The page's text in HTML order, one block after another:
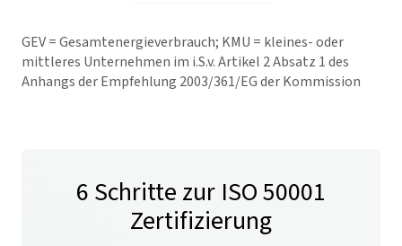
GEV = Gesamtenergieverbrauch; KMU = kleines- oder
mittleres Unternehmen im i.S.v. Artikel 2 Absatz 1 des
Anhangs der Empfehlung 2003/361/EG der Kommission
6 Schritte zur ISO 50001
Zertifizierung